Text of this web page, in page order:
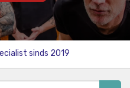
sinds 2019